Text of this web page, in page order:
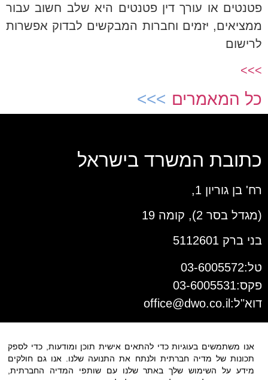
פטנטים או עורך דין פטנטים היא שלב חשוב עבור
ממציאים, יזמים וחברות המבקשים לבדוק אפשרות
לרישום
>>>
כל המאמרים
כתובת המשרד בישראל
רח' בן גוריון 1,
(מגדל בסר 2), קומה 19
בני ברק 5112601
טל:03-6005572
פקס:03-6005531
דוא"ל:office@dwo.co.il
אנו משתמשים בעוגיות כדי להתאים אישית תוכן ומודעות, כדי לספק
תכונות של מדיה חברתית ולנתח את התנועה שלנו. אנו גם חולקים
מידע על השימוש שלך באתר שלנו עם שותפי המדיה החברתית,